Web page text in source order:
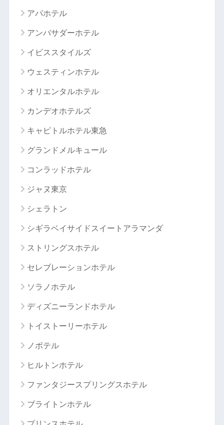
アパホテル
アンバサダーホテル
イビススタイルズ
ウェスティンホテル
オリエンタルホテル
カンデオホテルズ
キャピトルホテル東急
グランドメルキュール
コンラッドホテル
ジャヌ東京
シェラトン
シギラベイサイドスイートアラマンダ
ストリングスホテル
セレブレーションホテル
ソラノホテル
ディズニーランドホテル
トイストーリーホテル
ノボテル
ヒルトンホテル
ファンタジースプリングスホテル
ブライトンホテル